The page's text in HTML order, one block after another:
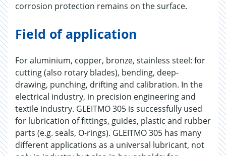
corrosion protection remains on the surface.
Field of application
For aluminium, copper, bronze, stainless steel: for
cutting (also rotary blades), bending, deep-
drawing, punching, drifting and calibration. In the
electrical industry, in precision engineering and
textile industry. GLEITMO 305 is successfully used
for lubrication of fittings, guides, plastic and rubber
parts (e.g. seals, O-rings). GLEITMO 305 has many
different applications as a universal lubricant, not